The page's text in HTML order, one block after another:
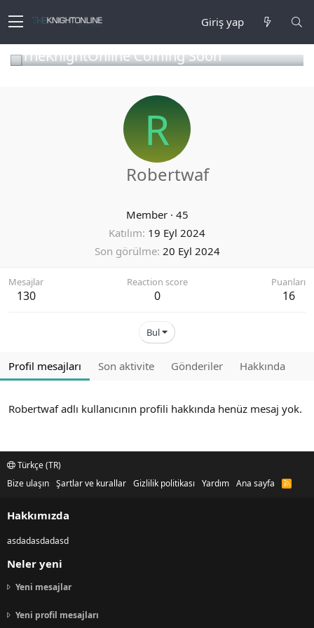
Giriş yap
TheKnightOnline Coming Soon
R
Robertwaf
Member · 45
Katılım 19 Eyl 2024
Son görülme 20 Eyl 2024
Mesajlar
130
Reaction score
0
Puanları
16
Bul
Profil mesajları Son aktivite Gönderiler Hakkında
Robertwaf adlı kullanıcının profili hakkında henüz mesaj yok.
Türkçe (TR)
Bize ulaşın Şartlar ve kurallar Gizlilik politikası Yardım Ana sayfa
R
Hakkımızda
asdadasdadasd
Neler yeni
Yeni mesajlar
Yeni profil mesajları